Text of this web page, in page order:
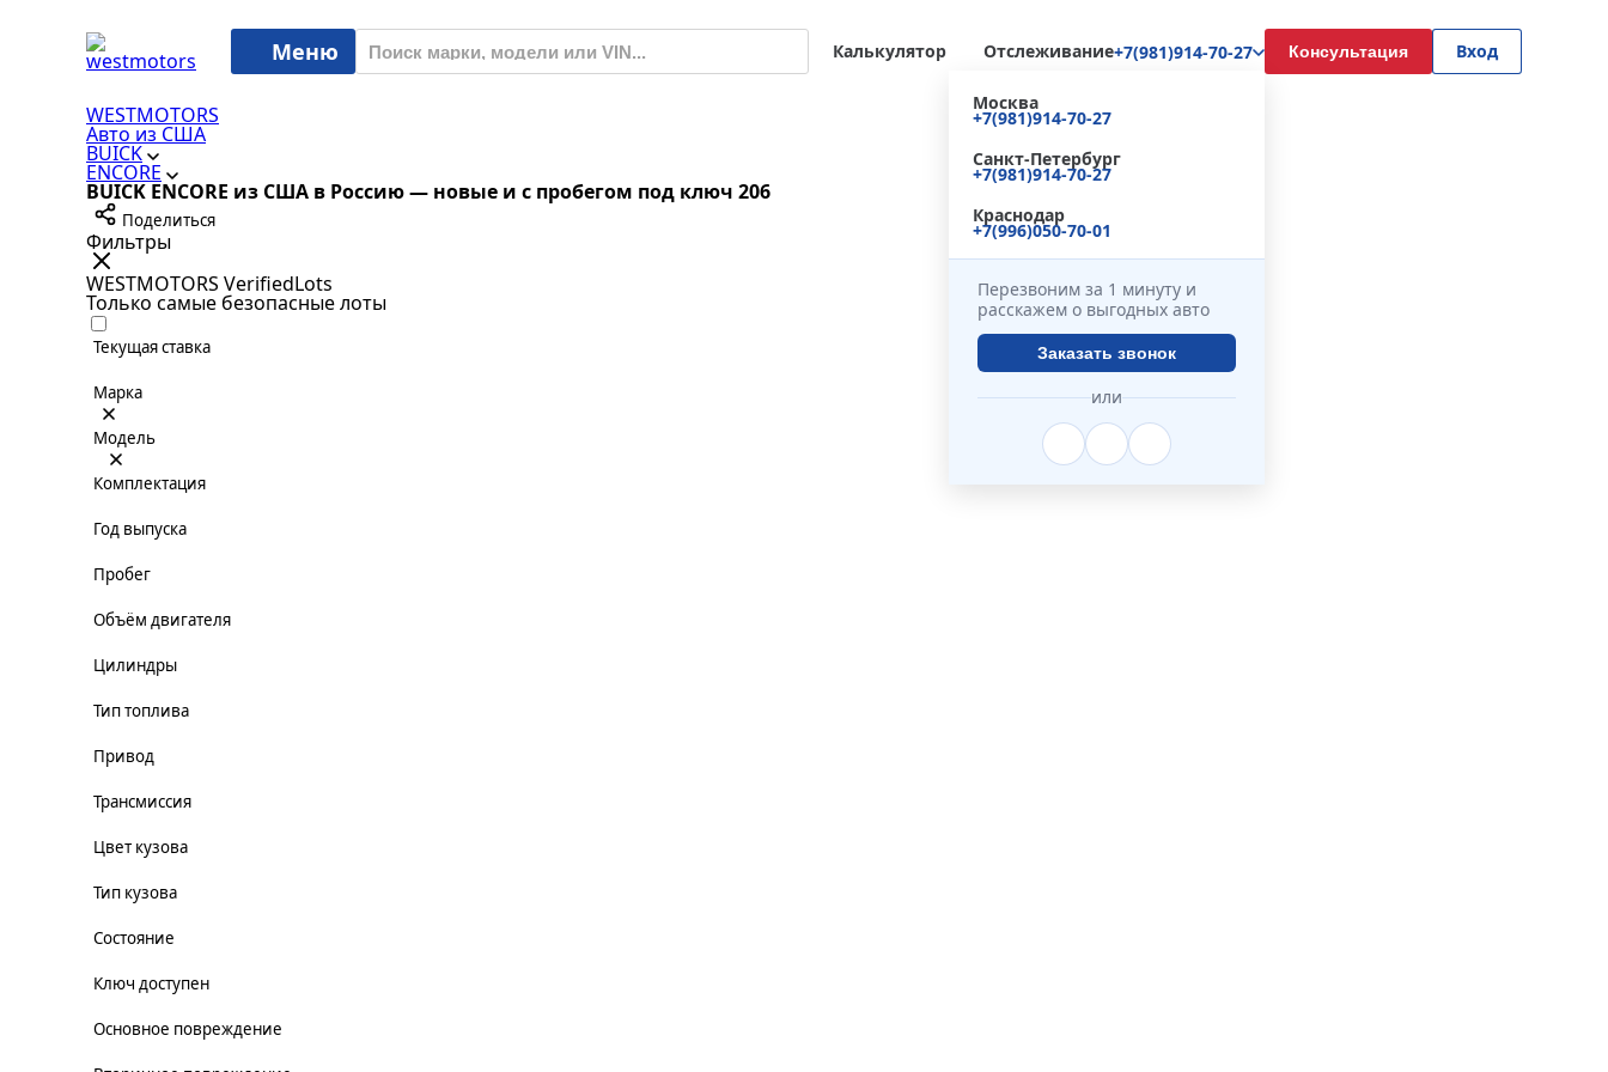
Меню Калькулятор Отслеживание+7(981)914-70-27
Москва
+7(981)914-70-27
Санкт-Петербург
+7(981)914-70-27
Краснодар
+7(996)050-70-01
Перезвоним за 1 минуту и
расскажем о выгодных авто
Заказать звонок
или
Консультация Вход
WESTMOTORS
Авто из США
BUICK
ENCORE
BUICK ENCORE из США в Россию — новые и с пробегом под ключ 206
Поделиться
Фильтры
WESTMOTORS VerifiedLots
Только самые безопасные лоты
Текущая ставка
Марка
Модель
Комплектация
Год выпуска
Пробег
Объём двигателя
Цилиндры
Тип топлива
Привод
Трансмиссия
Цвет кузова
Тип кузова
Состояние
Ключ доступен
Основное повреждение